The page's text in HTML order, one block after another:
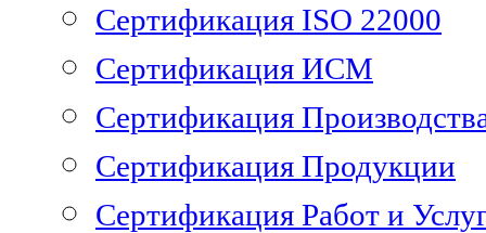
Сертификация ISO 22000
Сертификация ИСМ
Сертификация
Сертификация Продукции
Сертификация Работ и